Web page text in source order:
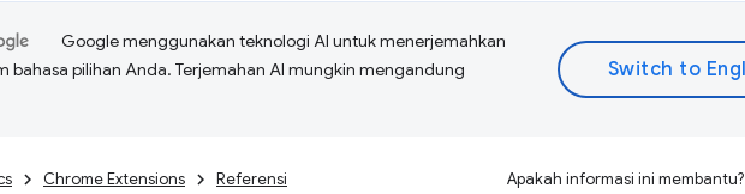
Google menggunakan teknologi AI untuk menerjemahkan
bahasa pilihan Anda. Terjemahan AI mungkin mengandung
Chrome Extensions Referensi Apakah informasi ini membantu?